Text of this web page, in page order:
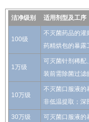
洁净级别 适用剂型及工序
100级
不灭菌药品的灌
药精烘包的暴露
1万级
可灭菌针剂稀配
装前需除菌过滤
10万级
不灭菌口服液的
非低温提取；深
30万级 可灭菌口服液的